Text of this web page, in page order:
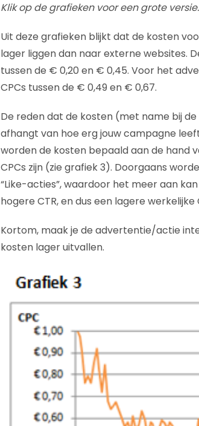
Klik op de grafieken voor een grote versie.
Uit deze grafieken blijkt dat de kosten
lager liggen dan naar externe websites.
tussen de € 0,20 en € 0,45. Voor het
CPCs tussen de € 0,49 en € 0,67.
De reden dat de kosten (met name bij
afhangt van hoe erg jouw campagne
worden de kosten bepaald aan de hand
CPCs zijn (zie grafiek 3). Doorgaans
“Like-acties”, waardoor het meer aan
hogere CTR, en dus een lagere werkelijke
Kortom, maak je de advertentie/actie
kosten lager uitvallen.